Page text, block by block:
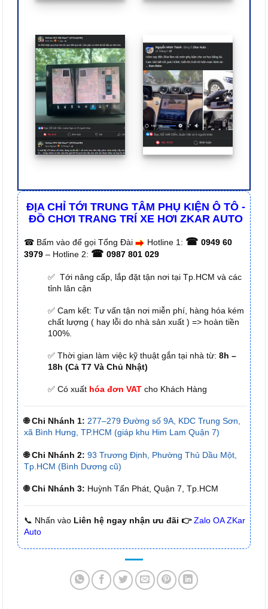
ĐỊA CHỈ TỚI TRUNG TÂM PHỤ KIỆN Ô TÔ -
ĐỒ CHƠI TRANG TRÍ XE HƠI ZKAR AUTO
☎ Bấm vào để gọi Tổng Đài Hotline 1: ☎ 0949 60
3979 – Hotline 2: ☎ 0987 801 029
✅ Tới nâng cấp, lắp đặt tận nơi tại Tp.HCM và các
tỉnh lân cận
✅ Cam kết: Tư vấn tận nơi miễn phí, hàng hóa kém
chất lượng ( hay lỗi do nhà sản xuất ) => hoàn tiền
100%.
✅ Thời gian làm việc kỹ thuật gắn tại nhà từ: 8h –
18h (Cả T7 Và Chủ Nhật)
✅ Có xuất hóa đơn VAT cho Khách Hàng
🌐 Chi Nhánh 1: 277–279 Đường số 9A, KDC Trung Sơn,
xã Bình Hưng, TP.HCM (giáp khu Him Lam Quận 7)
🌐 Chi Nhánh 2: 93 Trương Định, Phường Thủ Dầu Một,
Tp.HCM (Bình Dương cũ)
🌐 Chi Nhánh 3: Huỳnh Tấn Phát, Quận 7, Tp.HCM
📞 Nhấn vào Liên hệ ngay nhận ưu đãi 👉 Zalo OA ZKar
Auto